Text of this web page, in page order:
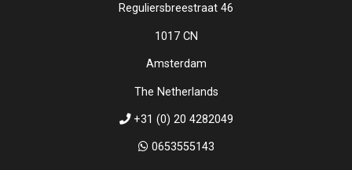
Reguliersbreestraat 46
1017 CN
Amsterdam
The Netherlands
+31 (0) 20 4282049
0653555143